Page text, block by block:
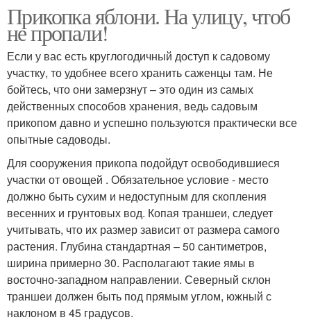
Прикопка яблони. На улицу, чтоб
не пропали!
Если у вас есть круглогодичный доступ к садовому
участку, то удобнее всего хранить саженцы там. Не
бойтесь, что они замерзнут – это один из самых
действенных способов хранения, ведь садовым
прикопом давно и успешно пользуются практически все
опытные садоводы.
Для сооружения прикопа подойдут освободившиеся
участки от овощей . Обязательное условие - место
должно быть сухим и недоступным для скопления
весенних и грунтовых вод. Копая траншеи, следует
учитывать, что их размер зависит от размера самого
растения. Глубина стандартная – 50 сантиметров,
ширина примерно 30. Располагают такие ямы в
восточно-западном направлении. Северный склон
траншеи должен быть под прямым углом, южный с
наклоном в 45 градусов.